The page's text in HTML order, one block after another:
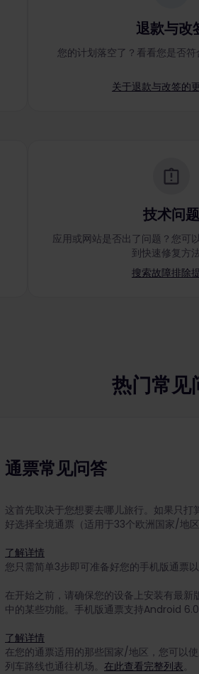
退款与改
您的计划落空了？看看您是否符
关于退款与改签的
技术问题
应用或网站是否出了问题？您可
到快速修复方法
搜索故障排除
热门常见
通票常见问答
这首先取决于您想要去哪儿旅行。如果只
好选择全境通票（适用于33个欧洲国家/地区
了解详情
您只需简单3步即可准备好您的手机版通票
在开始之前，请确保您的设备上安装有最新
中的某些功能。手机版通票支持Android 6.0
了解详情
在您的通票适用的那些国家/地区，您可以
列车路线也通往机场。 在此查看完整列表